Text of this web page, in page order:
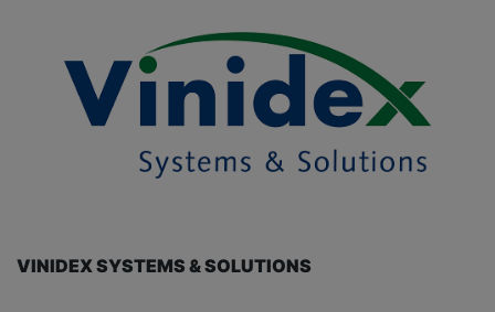
VINIDEX SYSTEMS & SOLUTIONS